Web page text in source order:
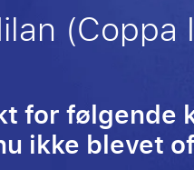
(Coppa
for følgende
ikke blevet